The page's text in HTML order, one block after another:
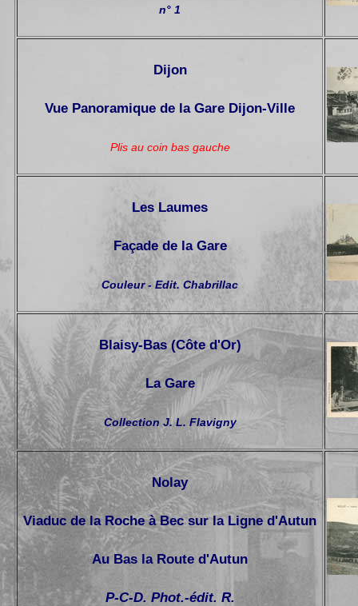
n° 1
Dijon
Vue Panoramique de la Gare Dijon-Ville
Plis au coin bas gauche
Les Laumes
Façade de la Gare
Couleur - Edit. Chabrillac
Blaisy-Bas (Côte d'Or)
La Gare
Collection J. L. Flavigny
Nolay
Viaduc de la Roche à Bec sur la Ligne d'Autun
Au Bas la Route d'Autun
P-C-D. Phot.-édit. R.